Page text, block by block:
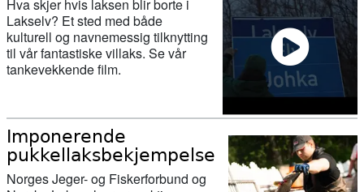
Hva skjer hvis laksen blir borte i
Lakselv? Et sted med både
kulturell og navnemessig tilknytting
til vår fantastiske villaks. Se vår
tankevekkende film.
Imponerende
pukkellaksbekjempelse
Norges Jeger- og Fiskerforbund og
27. februar 2026
Her ser du hvor mye laks og sjøørret
det er i elvene våre
11. februar 2026